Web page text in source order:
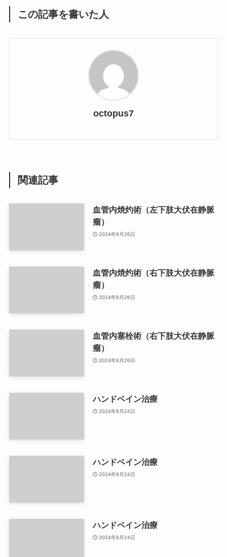
この記事を書いた人
octopus7
関連記事
血管内焼灼術（左下肢大伏在静脈
瘤）
2024年8月26日
血管内焼灼術（右下肢大伏在静脈
瘤）
2024年8月26日
血管内塞栓術（右下肢大伏在静脈
瘤）
2024年8月26日
ハンドベイン治療
2024年8月24日
ハンドベイン治療
2024年8月24日
ハンドベイン治療
2024年8月24日